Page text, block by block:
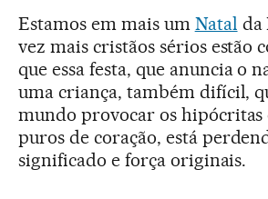
Estamos em mais um Natal da
vez mais cristãos sérios estão
que essa festa, que anuncia o
uma criança, também difícil,
mundo provocar os hipócritas
puros de coração, está
significado e força originais.